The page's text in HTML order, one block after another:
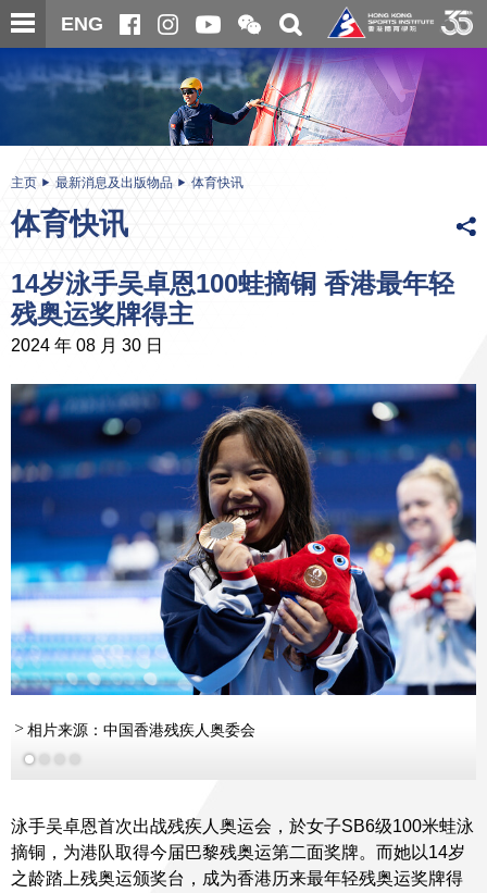
跳
至
内
ENG
开
合
微
信
二
维
码
关
搜
寻
内
主页 最新消息及出版物品 体育快讯
体育快讯
14岁泳手吴卓恩100蛙摘铜 香港最年轻
残奥运奖牌得主
2024 年 08 月 30 日
相片来源：中国香港残疾人奥委会
泳手吴卓恩首次出战残疾人奥运会，於女子SB6级100米蛙泳
摘铜，为港队取得今届巴黎残奥运第二面奖牌。而她以14岁
之龄踏上残奥运颁奖台，成为香港历来最年轻残奥运奖牌得